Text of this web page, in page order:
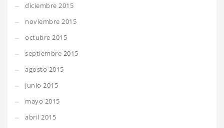
diciembre 2015
noviembre 2015
octubre 2015
septiembre 2015
agosto 2015
junio 2015
mayo 2015
abril 2015